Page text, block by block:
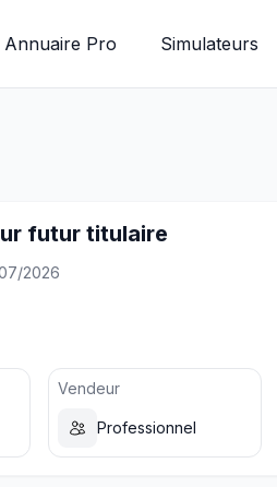
Annuaire Pro Simulateurs
futur titulaire
2026
Vendeur
Professionnel